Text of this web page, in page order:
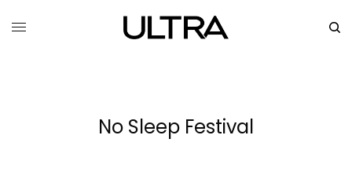
No Sleep Festival